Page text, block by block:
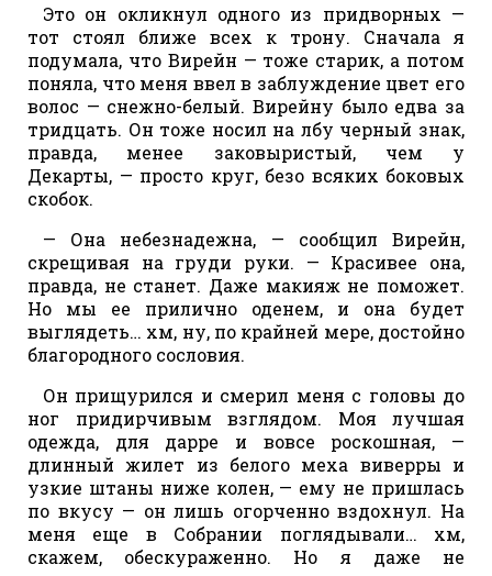
Это он окликнул одного из придворных —
тот стоял ближе всех к трону. Сначала я
подумала, что Вирейн — тоже старик, а потом
поняла, что меня ввел в заблуждение цвет его
волос — снежно-белый. Вирейну было едва за
тридцать. Он тоже носил на лбу черный знак,
правда, менее заковыристый, чем у
Декарты, — просто круг, безо всяких боковых
скобок.
— Она небезнадежна, — сообщил Вирейн,
скрещивая на груди руки. — Красивее она,
правда, не станет. Даже макияж не поможет.
Но мы ее прилично оденем, и она будет
выглядеть… хм, ну, по крайней мере, достойно
благородного сословия.
Он прищурился и смерил меня с головы до
ног придирчивым взглядом. Моя лучшая
одежда, для дарре и вовсе роскошная, —
длинный жилет из белого меха виверры и
узкие штаны ниже колен, — ему не пришлась
по вкусу — он лишь огорченно вздохнул. На
меня еще в Собрании поглядывали… хм,
скажем, обескураженно. Но я даже не